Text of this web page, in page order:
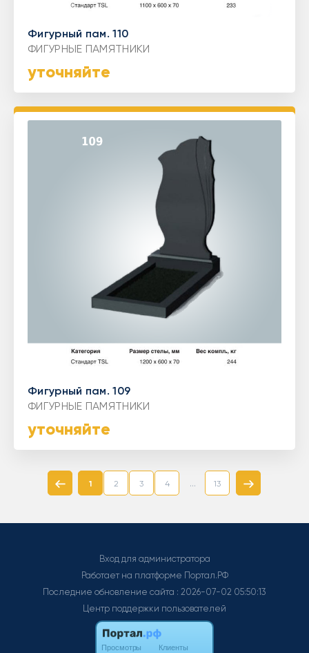
Фигурный пам. 110
ФИГУРНЫЕ ПАМЯТНИКИ
уточняйте
Фигурный пам. 109
ФИГУРНЫЕ ПАМЯТНИКИ
уточняйте
1 2 3 4 ... 13
Вход для администратора
Работает на платформе Портал.РФ
Последние обновление сайта : 2026-07-02 05:50:13
Центр поддержки пользователей